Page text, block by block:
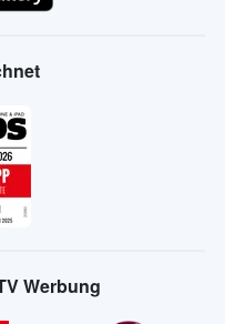
Werbung